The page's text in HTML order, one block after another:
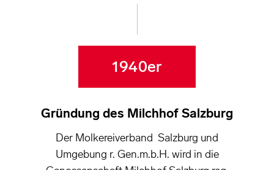
1940er
Gründung des Milchhof Salzburg
Der Molkereiverband Salzburg und
Umgebung r. Gen.m.b.H. wird in die